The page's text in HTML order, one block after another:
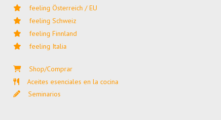
feeling Österreich / EU
feeling Schweiz
feeling Finnland
feeling Italia
Shop/Comprar
Aceites esenciales en la cocina
Seminarios